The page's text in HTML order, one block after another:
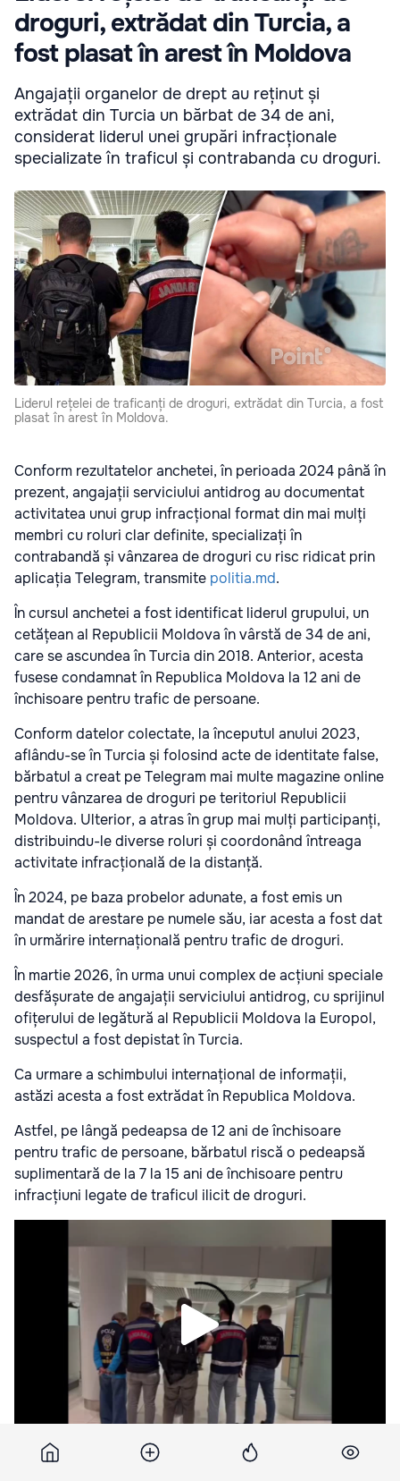
droguri, extrădat din Turcia, a
fost plasat în arest în Moldova
Angajații organelor de drept au reținut și
extrădat din Turcia un bărbat de 34 de ani,
considerat liderul unei grupări infracționale
specializate în traficul și contrabanda cu droguri.
Liderul rețelei de traficanți de droguri, extrădat din Turcia, a fost
plasat în arest în Moldova.
Conform rezultatelor anchetei, în perioada 2024 până în
prezent, angajații serviciului antidrog au documentat
activitatea unui grup infracțional format din mai mulți
membri cu roluri clar definite, specializați în
contrabandă și vânzarea de droguri cu risc ridicat prin
aplicația Telegram, transmite politia.md.
În cursul anchetei a fost identificat liderul grupului, un
cetățean al Republicii Moldova în vârstă de 34 de ani,
care se ascundea în Turcia din 2018. Anterior, acesta
fusese condamnat în Republica Moldova la 12 ani de
închisoare pentru trafic de persoane.
Conform datelor colectate, la începutul anului 2023,
aflându-se în Turcia și folosind acte de identitate false,
bărbatul a creat pe Telegram mai multe magazine online
pentru vânzarea de droguri pe teritoriul Republicii
Moldova. Ulterior, a atras în grup mai mulți participanți,
distribuindu-le diverse roluri și coordonând întreaga
activitate infracțională de la distanță.
În 2024, pe baza probelor adunate, a fost emis un
mandat de arestare pe numele său, iar acesta a fost dat
în urmărire internațională pentru trafic de droguri.
În martie 2026, în urma unui complex de acțiuni speciale
desfășurate de angajații serviciului antidrog, cu sprijinul
ofițerului de legătură al Republicii Moldova la Europol,
suspectul a fost depistat în Turcia.
Ca urmare a schimbului internațional de informații,
astăzi acesta a fost extrădat în Republica Moldova.
Astfel, pe lângă pedeapsa de 12 ani de închisoare
pentru trafic de persoane, bărbatul riscă o pedeapsă
suplimentară de la 7 la 15 ani de închisoare pentru
infracțiuni legate de traficul ilicit de droguri.